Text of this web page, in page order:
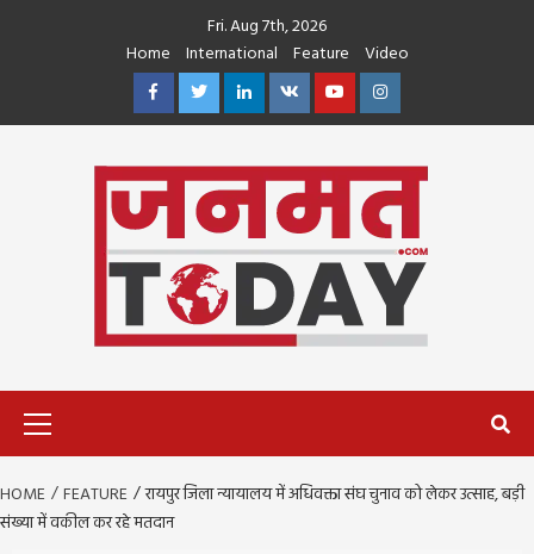
Fri. Aug 7th, 2026
Home
International Feature
Video
FacebookTwitterLinkedin
VK YoutubeInstagram
HOME FEATURE
रायपुर जिला न्यायालय में अधिवक्ता संघ चुनाव को लेकर उत्साह, बड़ी
संख्या में वकील कर रहे मतदान